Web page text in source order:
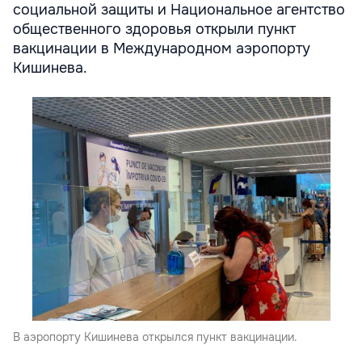
социальной защиты и Национальное агентство
общественного здоровья открыли пункт
вакцинации в Международном аэропорту
Кишинева.
В аэропорту Кишинева открылся пункт вакцинации.